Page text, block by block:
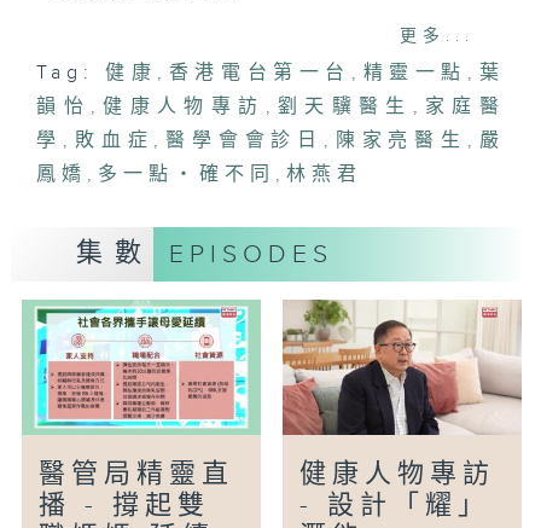
[醫學會會診日]
主題：敗血症
嘉賓：劉天驥醫生 (家庭醫學醫生)
更多...
Tag: 健康 , 香港電台第一台 , 精靈一點 , 葉
韻怡 , 健康人物專訪 , 劉天驥醫生 , 家庭醫
學 , 敗血症 , 醫學會會診日 , 陳家亮醫生 , 嚴
鳳嬌 , 多一點‧確不同 ,林燕君
集數 EPISODES
醫管局精靈直
播 - 撐起雙
健康人物專訪
- 設計「耀」